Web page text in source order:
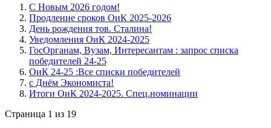
С Новым 2026 годом!
Продление сроков ОиК 2025-2026
День рождения тов. Сталина!
Уведомления ОиК 2024-2025
ГосОрганам, Вузам, Интересантам : запрос списка
победителей 24-25
ОиК 24-25 :Все списки победителей
с Днём Экономиста!
Итоги ОиК 2024-2025. Спец.номинации
Страница 1 из 19